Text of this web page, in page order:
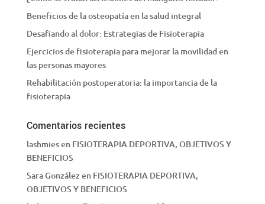
Beneficios de la osteopatía en la salud integral
Desafiando al dolor: Estrategias de Fisioterapia
Ejercicios de fisioterapia para mejorar la movilidad en
las personas mayores
Rehabilitación postoperatoria: la importancia de la
fisioterapia
Comentarios recientes
lashmiesen FISIOTERAPIA DEPORTIVA, OBJETIVOS Y
BENEFICIOS
Sara Gonzálezen FISIOTERAPIA DEPORTIVA,
OBJETIVOS Y BENEFICIOS